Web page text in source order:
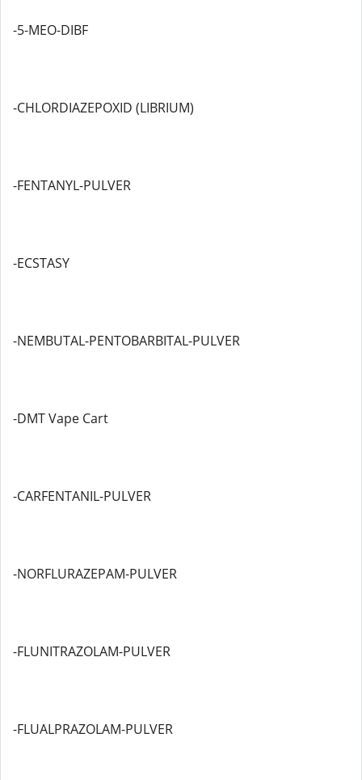
-5-MEO-DIBF
-CHLORDIAZEPOXID (LIBRIUM)
-FENTANYL-PULVER
-ECSTASY
-NEMBUTAL-PENTOBARBITAL-PULVER
-DMT Vape Cart
-CARFENTANIL-PULVER
-NORFLURAZEPAM-PULVER
-FLUNITRAZOLAM-PULVER
-FLUALPRAZOLAM-PULVER